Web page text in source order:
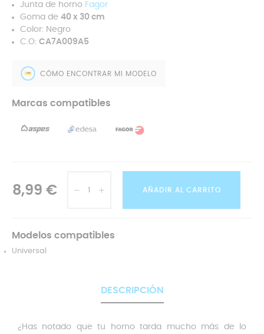
Junta de horno Fagor
Goma de 40 x 30 cm
Color: Negro
C.O: CA7A009A5
CÓMO ENCONTRAR MI MODELO
Marcas compatibles
8,99 € AÑADIR AL CARRITO
Modelos compatibles
Universal
DESCRIPCIÓN
¿Has notado que tu horno tarda mucho más de lo